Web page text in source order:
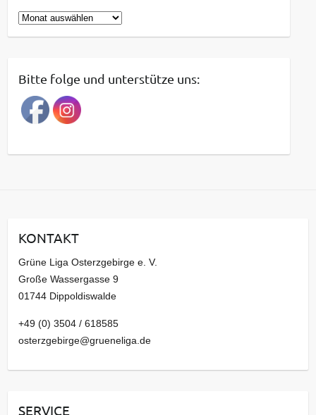
B
e
r
a
g
a
v
Bitte folge und unterstütze uns:
KONTAKT
Grüne Liga Osterzgebirge e. V.
Große Wassergasse 9
01744 Dippoldiswalde
+49 (0) 3504 / 618585
osterzgebirge@grueneliga.de
SERVICE